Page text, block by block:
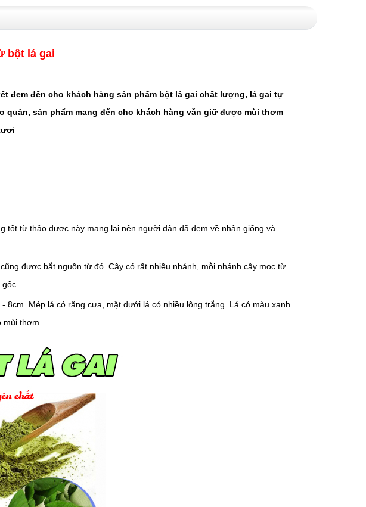
bột lá gai
đem đến cho khách hàng sản phẩm bột lá gai chất lượng, lá gai tự
sản phẩm mang đến cho khách hàng vẫn giữ được mùi thơm
tốt từ thảo dược này mang lại nên người dân đã đem về nhân giống và
được bắt nguồn từ đó. Cây có rất nhiều nhánh, mỗi nhánh cây mọc từ
gốc
Mép lá có răng cưa, mặt dưới lá có nhiều lông trắng. Lá có màu xanh
mùi thơm